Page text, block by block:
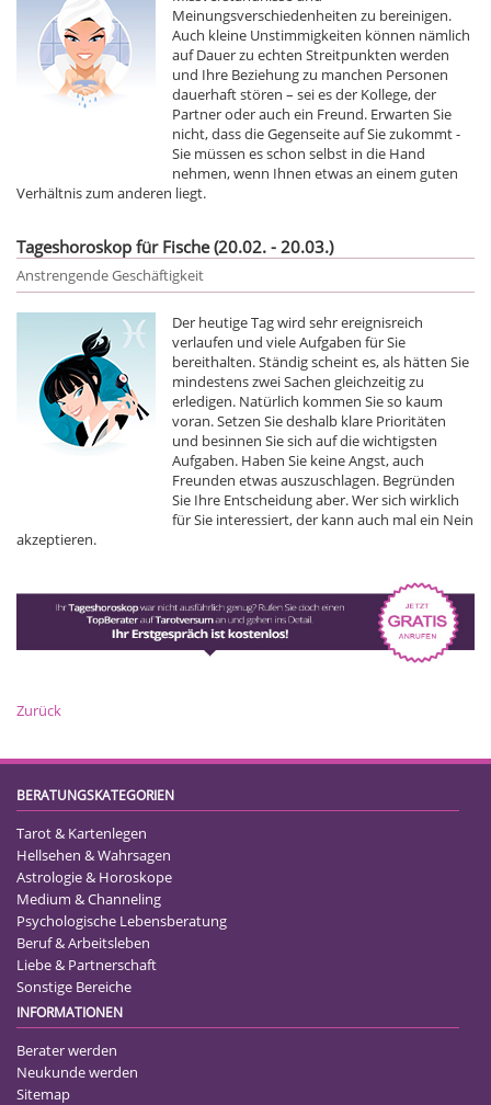
Meinungsverschiedenheiten zu bereinigen.
Auch kleine Unstimmigkeiten können nämlich
auf Dauer zu echten Streitpunkten werden
und Ihre Beziehung zu manchen Personen
dauerhaft stören – sei es der Kollege, der
Partner oder auch ein Freund. Erwarten Sie
nicht, dass die Gegenseite auf Sie zukommt -
Sie müssen es schon selbst in die Hand
nehmen, wenn Ihnen etwas an einem guten
Verhältnis zum anderen liegt.
Tageshoroskop für Fische (20.02. - 20.03.)
Anstrengende Geschäftigkeit
Der heutige Tag wird sehr ereignisreich
verlaufen und viele Aufgaben für Sie
bereithalten. Ständig scheint es, als hätten Sie
mindestens zwei Sachen gleichzeitig zu
erledigen. Natürlich kommen Sie so kaum
voran. Setzen Sie deshalb klare Prioritäten
und besinnen Sie sich auf die wichtigsten
Aufgaben. Haben Sie keine Angst, auch
Freunden etwas auszuschlagen. Begründen
Sie Ihre Entscheidung aber. Wer sich wirklich
für Sie interessiert, der kann auch mal ein Nein
akzeptieren.
Zurück
BERATUNGSKATEGORIEN
Tarot & Kartenlegen
Hellsehen & Wahrsagen
Astrologie & Horoskope
Medium & Channeling
Psychologische Lebensberatung
Beruf & Arbeitsleben
Liebe & Partnerschaft
Sonstige Bereiche
INFORMATIONEN
Berater werden
Neukunde werden
Sitemap